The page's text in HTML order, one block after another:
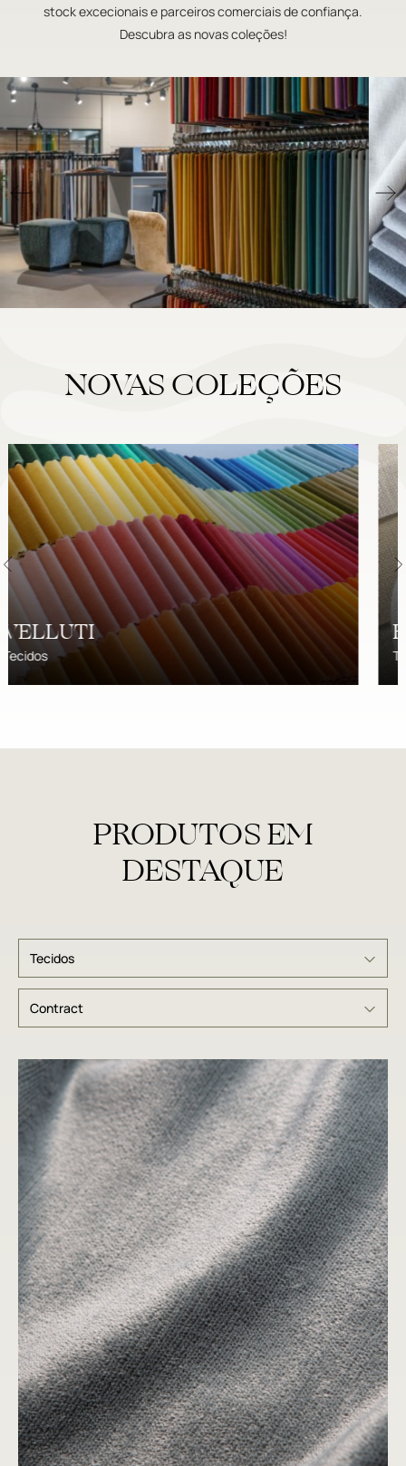
stock excecionais e parceiros comerciais de confiança.
Descubra as novas coleções!
NOVAS COLEÇÕES
HAVANNA
Tecidos
PRODUTOS EM
DESTAQUE